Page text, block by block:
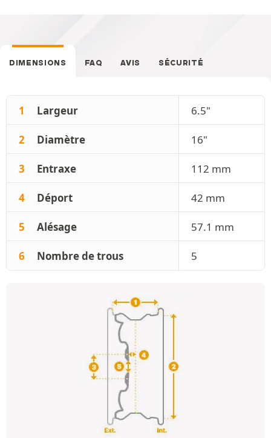
DIMENSIONS FAQ AVIS SÉCURITÉ
1 Largeur 6.5"
2 Diamètre 16"
3 Entraxe 112 mm
4 Déport 42 mm
5 Alésage 57.1 mm
6 Nombre de trous 5